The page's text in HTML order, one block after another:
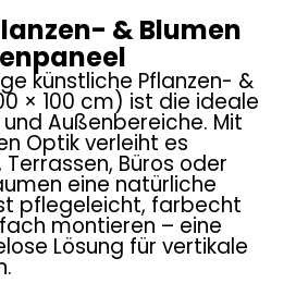
& Blumen
künstliche Pflanzen- &
× 100 cm) ist die ideale
Außenbereiche. Mit
Optik verleiht es
Büros oder
eine natürliche
pflegeleicht, farbecht
montieren – eine
Lösung für vertikale